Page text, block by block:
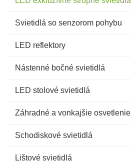
Svietidlá so senzorom pohybu
LED reflektory
Nástenné bočné svietidlá
LED stolové svietidlá
Záhradné a vonkajšie osvetlenie
Schodiskové svietidlá
Lištové svietidlá